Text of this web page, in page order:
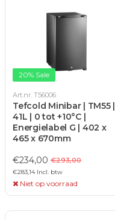
20% Sale
Art.nr. T56006
Tefcold Minibar | TM55 |
41L | 0 tot +10°C |
Energielabel G | 402 x
465 x 670mm
€234,00 €293,00
€283,14 Incl. btw
Niet op voorraad